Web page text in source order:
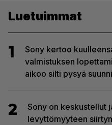
Luetuimmat
1
Sony kertoo
valmistuksen
aikoo silti pysyä
2
Sony on keskustellut
levyttömyyteen